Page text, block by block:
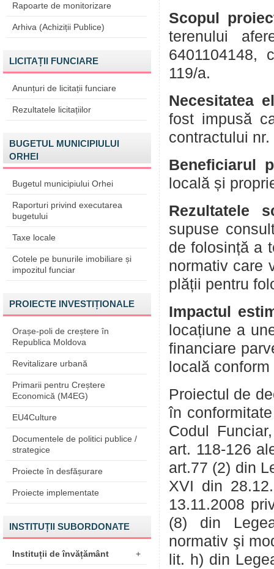
Rapoarte de monitorizare
Arhiva (Achiziții Publice)
LICITAȚII FUNCIARE
Anunțuri de licitații funciare
Rezultatele licitațiilor
BUGETUL MUNICIPIULUI
ORHEI
Bugetul municipiului Orhei
Raporturi privind executarea
bugetului
Taxe locale
Cotele pe bunurile imobiliare și
impozitul funciar
PROIECTE INVESTIȚIONALE
Orașe-poli de creștere în
Republica Moldova
Revitalizare urbană
Primarii pentru Creștere
Economică (M4EG)
EU4Culture
Documentele de politici publice /
strategice
Proiecte în desfășurare
Proiecte implementate
INSTITUȚII SUBORDONATE
Instituții de învățământ +
Scopul
terenului
6401104148,
119/a.
Necesitatea
fost impusă
contractului
Beneficiarul
locală și
Rezultatele
supuse
de folosință a
normativ care
plății pentru
Impactul
locațiune a
financiare
locală
Proiectul de
în
Codul
art. 118-126
art.77 (2) din
XVI din
13.11.2008
(8) din
normativ şi
lit. h) din